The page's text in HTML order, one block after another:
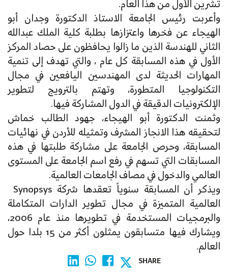
تشرين الأول من هذا العام.
وأعربت رئيس الجامعة الاستاذ الدكتورة وجدان أبو
الهيجاء عن فخرها واعتزازها بطلبة كلية الملك عبدالله
الثاني للهندسة الذين ما زالوا يحافظون على حصاد المركز
الأول في هذه المسابقة كل عام ، والتي تهدف إلى تنمية
المهارات الحديثة لدى المهندسين اليافعين في مجال
التكنولوجيا المتطورة، وتهتم بالترويج لتطوير
الإلكترونيات الدقيقة في الدول المشاركة فيها.
وثمنت الدكتورة أبو الهيجاء، جهود الطالب خماش
لتحقيقه هذا الانجاز المشرف وتمثيله للأردن في نهائيات
المسابقة، وحرص الجامعة على مشاركة طلبتها في هذه
المسابقات التي تسهم في رفع اسم الجامعة على المستوى
العالمي والدخول في مصاف الجامعات العالمية.
العالمية المتميزة في مجال تطوير الدارات المتكاملة
والبرمجيات المستخدمة في تطويرها منذ عام 2006،
ويشارك فيها متسابقون يمثلون أكثر من 15 بلدا حول
العالم.
SHARE